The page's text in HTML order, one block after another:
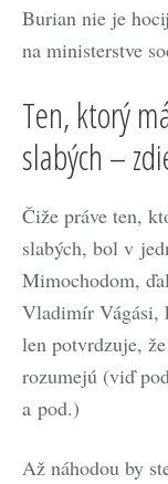
Burian nie je
na ministerstve
Ten, ktorý
slabých –
Čiže práve ten,
slabých, bol v
Mimochodom,
Vladimír Vágási,
len potvrdzuje,
rozumejú (viď
a pod.)
Až náhodou by